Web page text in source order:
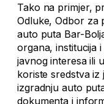
Tako na primjer,
Odluke, Odbor za
auto puta Bar-
organa, institucija
javnog interesa ili
koriste sredstva iz
izgradnju auto
dokumenta i